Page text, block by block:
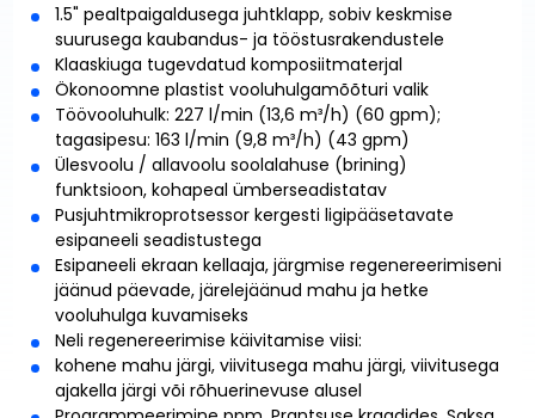
1.5" pealtpaigaldusega juhtklapp, sobiv keskmise
suurusega kaubandus- ja tööstusrakendustele
Klaaskiuga tugevdatud komposiitmaterjal
Ökonoomne plastist vooluhulgamõõturi valik
Töövooluhulk: 227 l/min (13,6 m³/h) (60 gpm);
tagasipesu: 163 l/min (9,8 m³/h) (43 gpm)
Ülesvoolu / allavoolu soolalahuse (brining)
funktsioon, kohapeal ümberseadistatav
Pusjuhtmikroprotsessor kergesti ligipääsetavate
esipaneeli seadistustega
Esipaneeli ekraan kellaaja, järgmise regenereerimiseni
jäänud päevade, järelejäänud mahu ja hetke
vooluhulga kuvamiseks
Neli regenereerimise käivitamise viisi:
kohene mahu järgi, viivitusega mahu järgi, viivitusega
ajakella järgi või rõhuerinevuse alusel